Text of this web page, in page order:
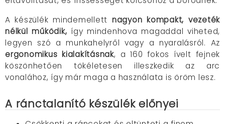
A készülék mindemellett nagyon kompakt, vezeték
nélkül működik, így mindenhova magaddal viheted,
legyen szó a munkahelyről vagy a nyaralásról. Az
ergonomikus kialakításnak, a 160 fokos ívelt fejnek
köszönhetően tökéletesen illeszkedik az arc
vonalához, így már maga a használata is öröm lesz.
A ránctalanító készülék előnyei